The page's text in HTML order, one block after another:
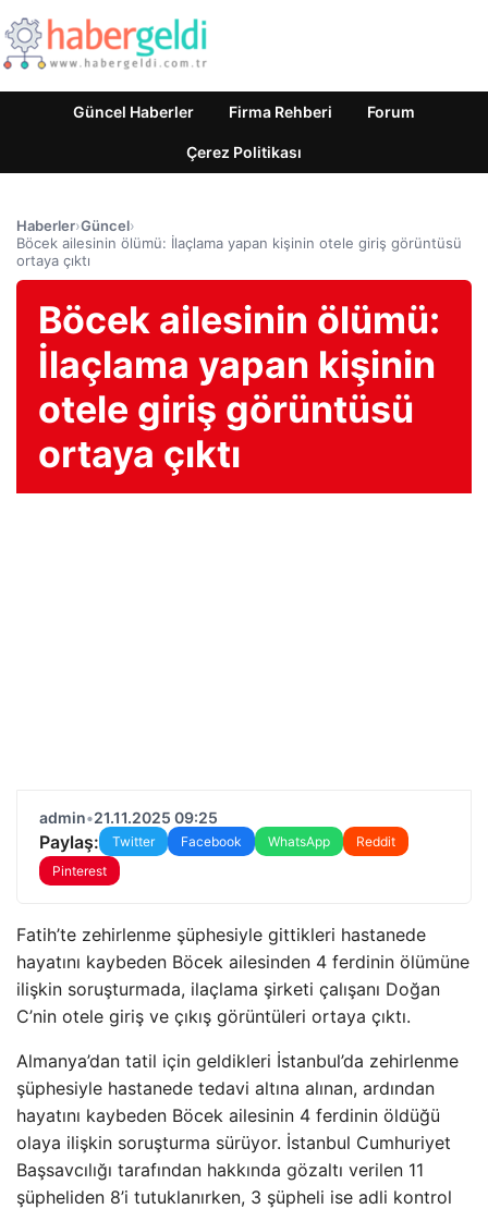
Güncel Haberler Firma Rehberi Forum
Çerez Politikası
Haberler›Güncel›
Böcek ailesinin ölümü: İlaçlama yapan kişinin otele giriş görüntüsü
ortaya çıktı
Böcek ailesinin ölümü:
İlaçlama yapan kişinin
otele giriş görüntüsü
ortaya çıktı
admin•21.11.2025 09:25
Paylaş: Twitter Facebook WhatsApp
Reddit
Pinterest
Fatih’te zehirlenme şüphesiyle gittikleri hastanede
hayatını kaybeden Böcek ailesinden 4 ferdinin ölümüne
ilişkin soruşturmada, ilaçlama şirketi çalışanı Doğan
C’nin otele giriş ve çıkış görüntüleri ortaya çıktı.
Almanya’dan tatil için geldikleri İstanbul’da zehirlenme
şüphesiyle hastanede tedavi altına alınan, ardından
hayatını kaybeden Böcek ailesinin 4 ferdinin öldüğü
olaya ilişkin soruşturma sürüyor. İstanbul Cumhuriyet
Başsavcılığı tarafından hakkında gözaltı verilen 11
şüpheliden 8’i tutuklanırken, 3 şüpheli ise adli kontrol